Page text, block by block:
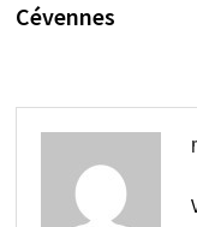
Cévennes